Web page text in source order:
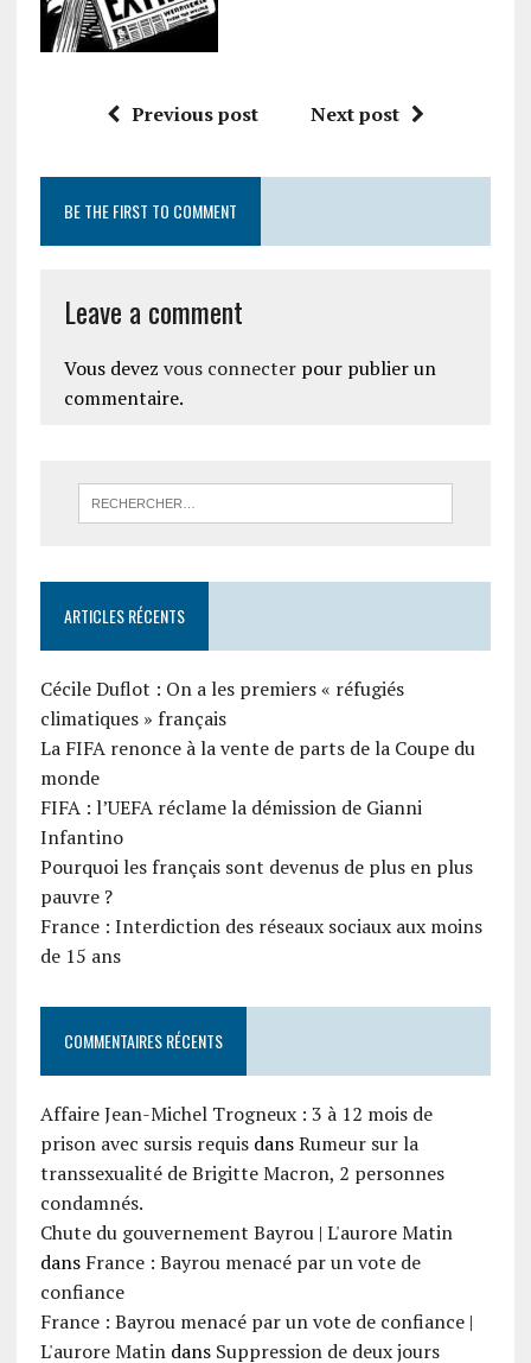
Previous post Next post
BE THE FIRST TO COMMENT
Leave a comment
Vous devez vous connecterpour publier un
commentaire.
ARTICLES RÉCENTS
Cécile Duflot : On a les premiers « réfugiés
climatiques » français
La FIFA renonce à la vente de parts de la Coupe du
monde
FIFA : l’UEFA réclame la démission de Gianni
Infantino
Pourquoi les français sont devenus de plus en plus
pauvre ?
France : Interdiction des réseaux sociaux aux moins
de 15 ans
COMMENTAIRES RÉCENTS
Affaire Jean-Michel Trogneux : 3 à 12 mois de
prison avec sursis requisdansRumeur sur la
transsexualité de Brigitte Macron, 2 personnes
condamnés.
Chute du gouvernement Bayrou | L'aurore Matin
dans France : Bayrou menacé par un vote de
confiance
France : Bayrou menacé par un vote de confiance |
L'aurore Matindans Suppression de deux jours